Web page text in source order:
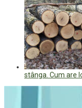
stânga. Cum are